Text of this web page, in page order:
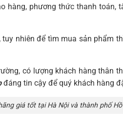
hàng, phương thức thanh toán,
nhiên để tìm mua sản phẩm
có lượng khách hàng thân
đáng tin cậy để quý khách hàng
giá tốt tại Hà Nội và thành phố